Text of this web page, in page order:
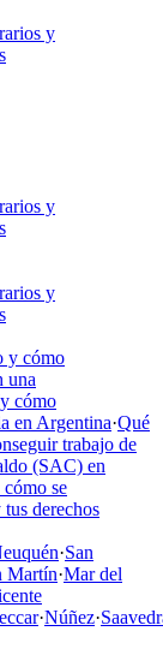
y
y
y
y cómo
una
cómo
en Argentina·Qué
trabajo de
(SAC) en
se
derechos
·San
Martín·Mar del
·Núñez·